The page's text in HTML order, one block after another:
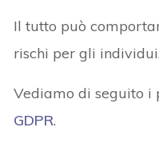
Il tutto può
rischi per gli individui.
Vediamo di seguito i
GDPR.